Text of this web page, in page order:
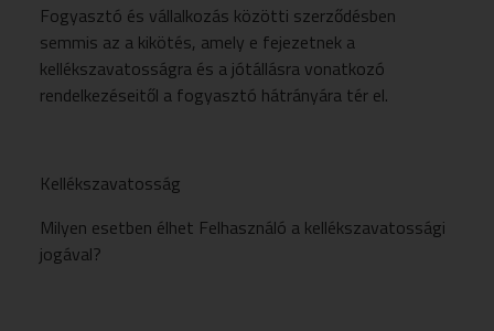
Fogyasztó és vállalkozás közötti szerződésben
semmis az a kikötés, amely e fejezetnek a
kellékszavatosságra és a jótállásra vonatkozó
rendelkezéseitől a fogyasztó hátrányára tér el.
Kellékszavatosság
Milyen esetben élhet Felhasználó a kellékszavatossági
jogával?